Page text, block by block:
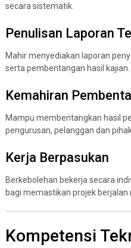
secara sistematik.
Penulisan Laporan
Mahir menyediakan laporan
serta pembentangan hasil kajian.
Kemahiran
Mampu membentangkan hasil
pengurusan, pelanggan dan
Kerja Berpasukan
Berkebolehan bekerja secara
bagi memastikan projek berjalan
Kompetensi